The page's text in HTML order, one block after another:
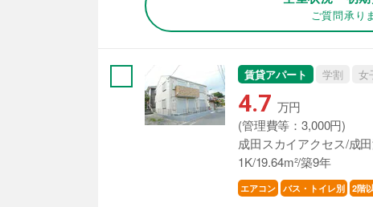
ご質問承り
賃貸アパート 学割 女
4.7 万円
(管理費等：3,000円)
成田スカイアクセス/成
1K/19.64m²/築9年
エアコン バス・トイレ別 2階